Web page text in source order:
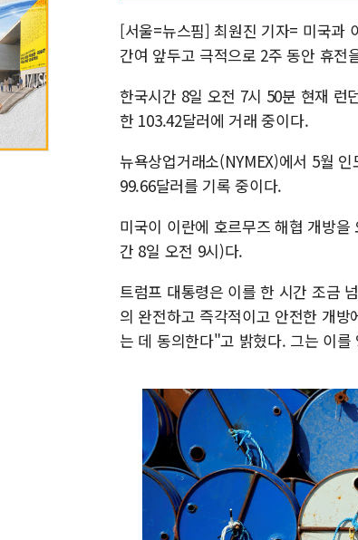
[서울=뉴스핌] 최원진 기자= 미국과
간여 앞두고 극적으로 2주 동안 휴
한국시간 8일 오전 7시 50분 현재 런
한 103.42달러에 거래 중이다.
뉴욕상업거래소(NYMEX)에서 5월
99.66달러를 기록 중이다.
미국이 이란에 호르무즈 해협 개방
간 8일 오전 9시)다.
트럼프 대통령은 이를 한 시간 조금
의 완전하고 즉각적이고 안전한 개
는 데 동의한다"고 밝혔다. 그는 이